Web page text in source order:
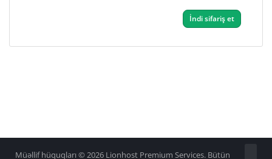
İndi sifariş et
Müəllif hüquqları © 2026 Lionhost Premium Services. Bütün